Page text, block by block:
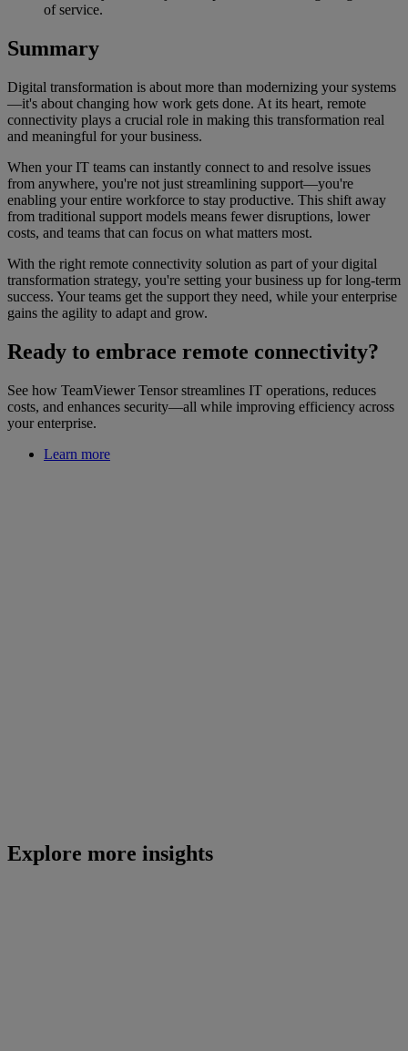
of service.
Summary
Digital transformation is about more than modernizing your systems
—it's about changing how work gets done. At its heart, remote
connectivity plays a crucial role in making this transformation real
and meaningful for your business.
When your IT teams can instantly connect to and resolve issues
from anywhere, you're not just streamlining support—you're
enabling your entire workforce to stay productive. This shift away
from traditional support models means fewer disruptions, lower
costs, and teams that can focus on what matters most.
With the right remote connectivity solution as part of your digital
transformation strategy, you're setting your business up for long-term
success. Your teams get the support they need, while your enterprise
gains the agility to adapt and grow.
Ready to embrace remote connectivity?
See how TeamViewer Tensor streamlines IT operations, reduces
costs, and enhances security—all while improving efficiency across
your enterprise.
Learn more
Explore more insights